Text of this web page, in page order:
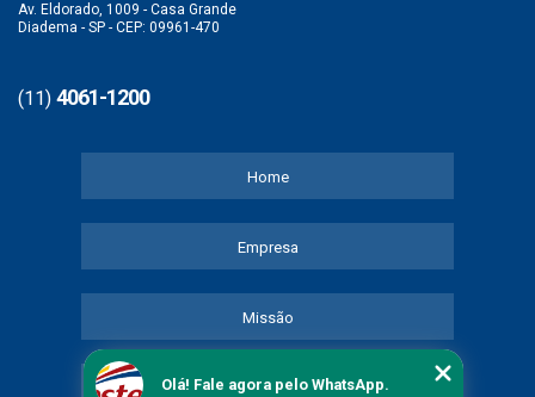
Av. Eldorado, 1009 - Casa Grande
Diadema - SP - CEP: 09961-470
(11) 4061-1200
Home
Empresa
Missão
Serviços
Olá! Fale agora pelo WhatsApp.